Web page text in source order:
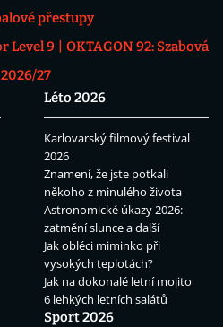
přestupy
Level 9
OKTAGON 92: Szabová
27
Léto 2026
Karlovarský filmový festival
2026
Znamení, že jste potkali
někoho z minulého života
Astronomické úkazy 2026:
zatmění slunce a další
Jak obléci miminko při
vysokých teplotách?
Jak na dokonalé letní mojito
6 lehkých letních salátů
Sport 2026